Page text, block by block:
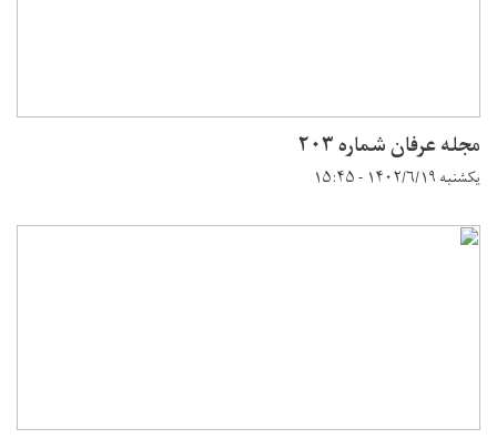
مجله عرفان شماره ۲۰۳
یکشنبه ۱۴۰۲/۶/۱۹ - ۱۵:۴۵